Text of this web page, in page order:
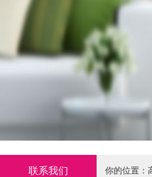
联系我们 你的位置：